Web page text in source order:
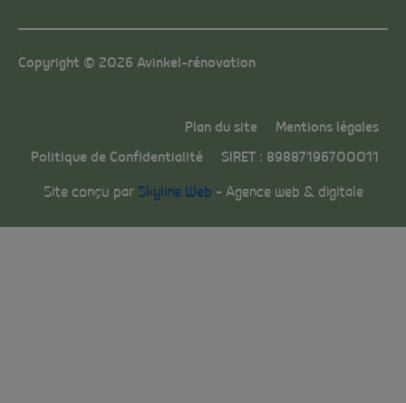
Copyright © 2026 Avinkel-rénovation
Plan du site
Mentions légales
Politique de Confidentialité
SIRET : 89887196700011
Site conçu par Skyline Web – Agence web & digitale